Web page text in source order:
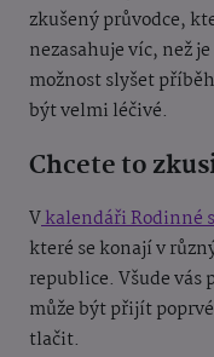
zkušený průvodce,
nezasahuje víc, než
možnost slyšet
být velmi léčivé.
Chcete to
Vkalendáři Rodinné
které se konají v
republice. Všude
může být přijít
tlačit.